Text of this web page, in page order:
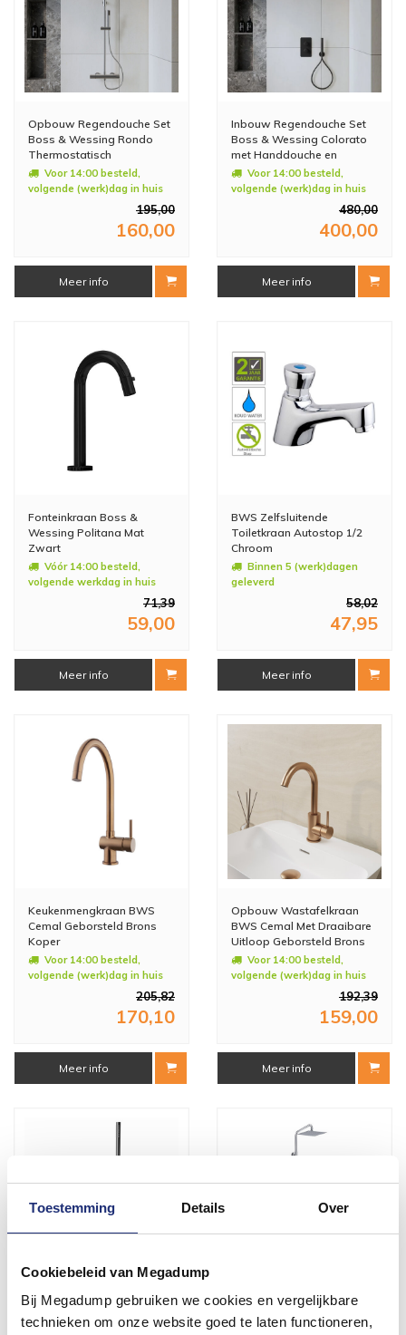
Toestemming Details Over
Cookiebeleid van Megadump
Bij Megadump gebruiken we cookies en vergelijkbare
technieken om onze website goed te laten functioneren,
Opbouw Regendouche Set
Boss & Wessing Rondo
Thermostatisch
Hoofddouche 20 cm Rond
Chroom
Voor 14:00 besteld,
volgende (werk)dag in huis
195,00
160,00
Meer info
Inbouw Regendouche Set
Boss & Wessing Colorato
met Handdouche en
Wanduitloop Mat Zwart
Voor 14:00 besteld,
volgende (werk)dag in huis
480,00
400,00
Meer info
Fonteinkraan Boss &
Wessing Politana Mat
Zwart
Vóór 14:00 besteld,
volgende werkdag in huis
71,39
59,00
Meer info
BWS Zelfsluitende
Toiletkraan Autostop 1/2
Chroom
Binnen 5 (werk)dagen
geleverd
58,02
47,95
Meer info
Keukenmengkraan BWS
Cemal Geborsteld Brons
Koper
Voor 14:00 besteld,
volgende (werk)dag in huis
205,82
170,10
Meer info
Opbouw Wastafelkraan
BWS Cemal Met Draaibare
Uitloop Geborsteld Brons
KoperVoor 14:00 besteld,
volgende (werk)dag in huis
192,39
159,00
Meer info
Bad/Douchekraan
Aquasplash Colorato
Regendoucheset Aqua
Splash Thermostatisch